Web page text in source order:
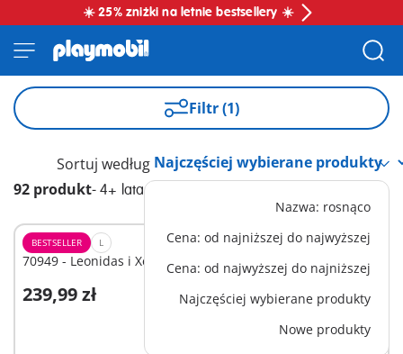
☀️ 25% zniżki na letnie bestsellery ☀️
Filtr (1)
92 produkt- 4+ lata
Sortuj według
Nazwa: rosnąco
Cena: od najniższej do najwyższej
Cena: od najwyższej do najniższej
Najczęściej wybierane produkty
Nowe produkty
BESTSELLER L
70949 - Leonidas i Xerxes
239,99 zł
Dodaj do koszyka
BESTSELLER XL
70466 - Argonauci
284,99 zł -25%
Dodaj do koszyka